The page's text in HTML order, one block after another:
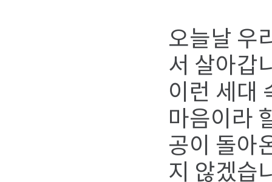
오늘날 우
서 살아갑
이런 세대
마음이라
공이 돌아
지 않겠습